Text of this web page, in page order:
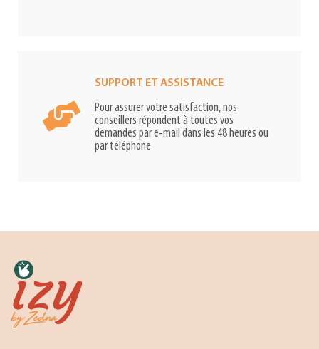
SUPPORT ET ASSISTANCE
Pour assurer votre satisfaction, nos
conseillers répondent à toutes vos
demandes par e-mail dans les 48 heures ou
par téléphone